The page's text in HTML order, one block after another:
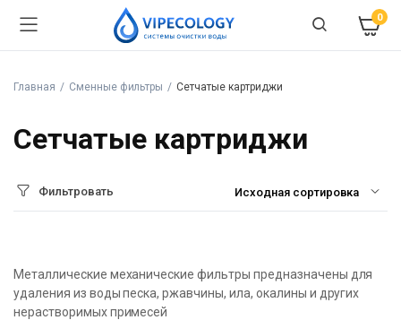
0
Главная Сменные фильтры Сетчатые картриджи
Сетчатые картриджи
Фильтровать
Металлические механические фильтры предназначены для
удаления из воды песка, ржавчины, ила, окалины и других
нерастворимых примесей